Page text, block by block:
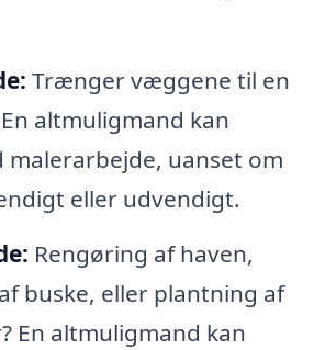
Trænger væggene til en
altmuligmand kan
uanset om
eller udvendigt.
Rengøring af haven,
buske, eller plantning af
En altmuligmand kan